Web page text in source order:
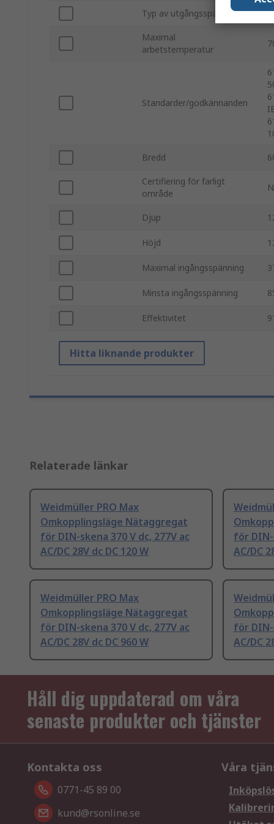
Typ av utgångsspänning
Maximal
arbetstemperatur
Standarder/godkännanden
Bredd
Certifiering för farligt
område
Djup
Höjd
Maximal ingångsspänning
Minsta ingångsspänning
Effektivitet
Hitta liknande produkter
Relaterade länkar
Weidmüller PRO Max
Omkopplingsläge Nätaggregat
för DIN-skena 370 V dc, 277V ac
AC/DC 28V dc DC 120 W
för DIN-
AC/DC
Weidmüller PRO Max
Omkopplingsläge Nätaggregat
för DIN-skena 370 V dc, 277V ac
AC/DC 28V dc DC 960 W
för DIN-
AC/DC
Håll dig uppdaterad om våra
senaste produkter och tjänster
Kontakta oss
0771-45 89 00
kund@rsonline.se
Våra